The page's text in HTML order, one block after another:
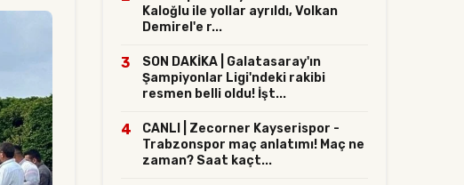
Kaloğlu ile yollar ayrıldı, Volkan
Demirel'e r...
3
SON DAKİKA | Galatasaray'ın
Şampiyonlar Ligi'ndeki rakibi
resmen belli oldu! İşt...
4
CANLI | Zecorner Kayserispor -
Trabzonspor maç anlatımı! Maç ne
zaman? Saat kaçt...